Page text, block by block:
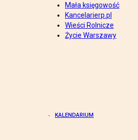
Mała księgowość
Kancelarierp.pl
Wieści Rolnicze
Życie Warszawy
KALENDARIUM